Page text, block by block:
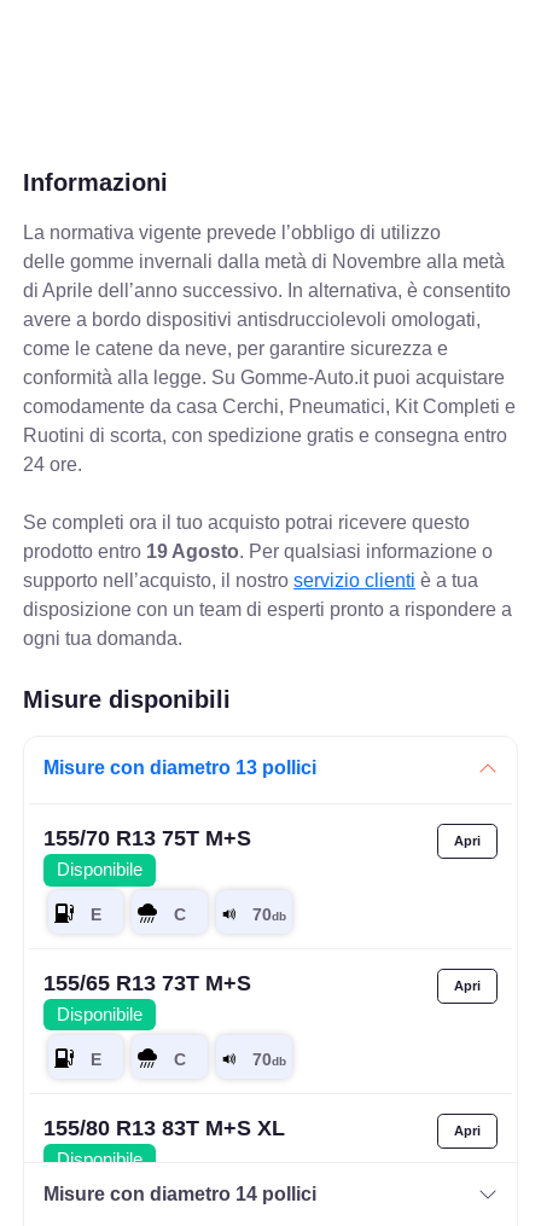
Informazioni
La normativa vigente prevede l’obbligo di utilizzo
delle gomme invernali dalla metà di Novembre alla metà
di Aprile dell’anno successivo. In alternativa, è consentito
avere a bordo dispositivi antisdrucciolevoli omologati,
come le catene da neve, per garantire sicurezza e
conformità alla legge. Su Gomme-Auto.it puoi acquistare
comodamente da casa Cerchi, Pneumatici, Kit Completi e
Ruotini di scorta, con spedizione gratis e consegna entro
24 ore.
Se completi ora il tuo acquisto potrai ricevere questo
prodotto entro 19 Agosto. Per qualsiasi informazione o
supporto nell’acquisto, il nostroservizio clienti è a tua
disposizione con un team di esperti pronto a rispondere a
ogni tua domanda.
Misure disponibili
Misure con diametro 13 pollici
155/70 R13 75T M+S
Disponibile
155/65 R13 73T M+S
Disponibile
155/80 R13 83T M+S XL
Disponibile
Misure con diametro 14 pollici